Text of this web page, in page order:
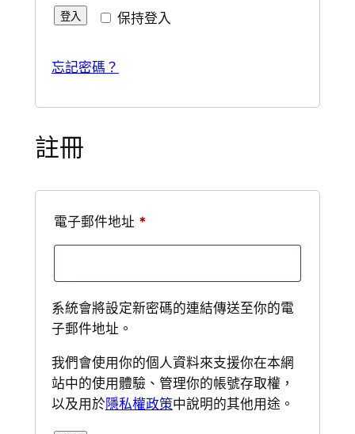
保持登入
登入
忘記密碼？
註冊
電子郵件地址 *
填
系統會將設定新密碼的連結傳送至你的電
子郵件地址。
我們會使用你的個人資料來支援你在本網
站中的使用體驗、管理你的帳號存取權，
以及用於隱私權政策中說明的其他用途。